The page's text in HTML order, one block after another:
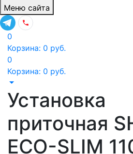
Меню сайта
0
Корзина: 0 руб.
0
Корзина: 0 руб.
Установка
приточная
ECO-SLIM